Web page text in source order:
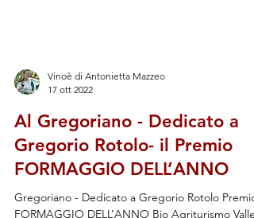
17 ott 2022
Al Gregoriano - Dedicato a
Gregorio Rotolo- il Premio
FORMAGGIO DELL’ANNO